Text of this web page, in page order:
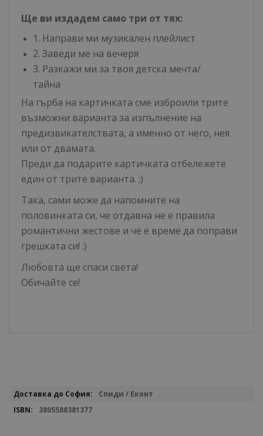
Ще ви издадем само три от тях:
1. Направи ми музикален плейлист
2. Заведи ме на вечеря
3. Разкажи ми за твоя детска мечта/
тайна
На гърба на картичката сме изброили трите
възможни варианта за изпълнение на
предизвикателствата, а именно от него, нея
или от двамата.
Преди да подарите картичката отбележете
един от трите варианта. ;)
Така, сами може да напомните на
половинката си, че отдавна не е правила
романтични жестове и че е време да поправи
грешката си! :)
Любовта ще спаси света!
Обичайте се!
Повече
Спиди / Еконт
3805588381377